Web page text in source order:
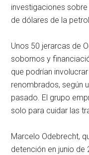
investigaciones
de dólares de la
Unos 50 jerarcas de
sobornos y
que podrían
renombrados, según
pasado. El grupo
solo para cuidar las
Marcelo Odebrecht,
detención en junio de